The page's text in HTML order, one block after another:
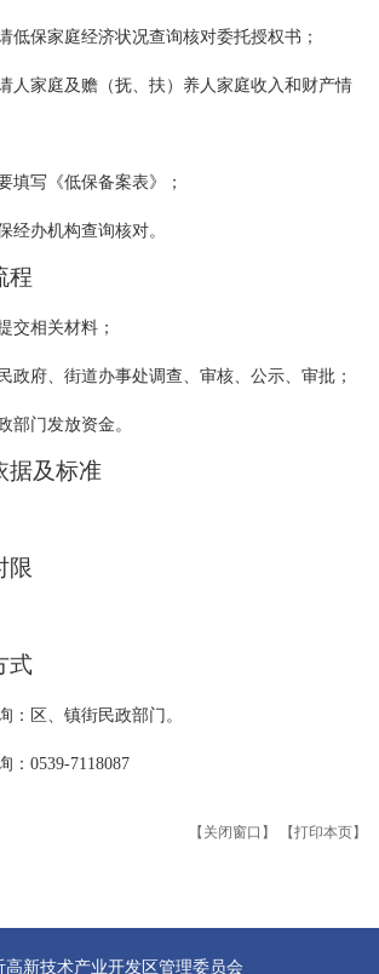
低保家庭经济状况查询核对委托授权书；
人家庭及赡（抚、扶）养人家庭收入和财产情
填写《低保备案表》；
经办机构查询核对。
程
交相关材料；
政府、街道办事处调查、审核、公示、审批；
部门发放资金。
据及标准
限
式
：区、镇街民政部门。
：0539-7118087
【关闭窗口】 【打印本页】
高新技术产业开发区管理委员会